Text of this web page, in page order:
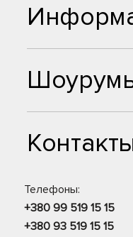
Телефоны:
+380 99 519 15 15
+380 93 519 15 15